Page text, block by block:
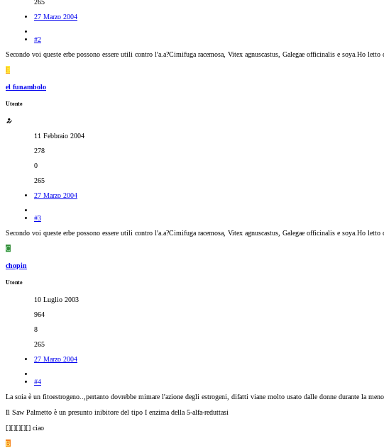
27 Marzo 2004
#2
Secondo voi queste erbe possono essere utili contro l'a.a?Cimifuga racemosa, Vitex agnuscastus, Galegae officinalis e soya.Ho
E
el funambolo
Utente
11 Febbraio 2004
278
0
265
27 Marzo 2004
#3
Secondo voi queste erbe possono essere utili contro l'a.a?Cimifuga racemosa, Vitex agnuscastus, Galegae officinalis e soya.Ho
C
chopin
Utente
10 Luglio 2003
964
8
265
27 Marzo 2004
#4
La soia è un fitoestrogeno..,pertanto dovrebbe mimare l'azione degli estrogeni, difatti viane molto usato dalle donne durante la
Il Saw Palmetto è un presunto inibitore del tipo I enzima della 5-alfa-reduttasi
[][][][][] ciao
B